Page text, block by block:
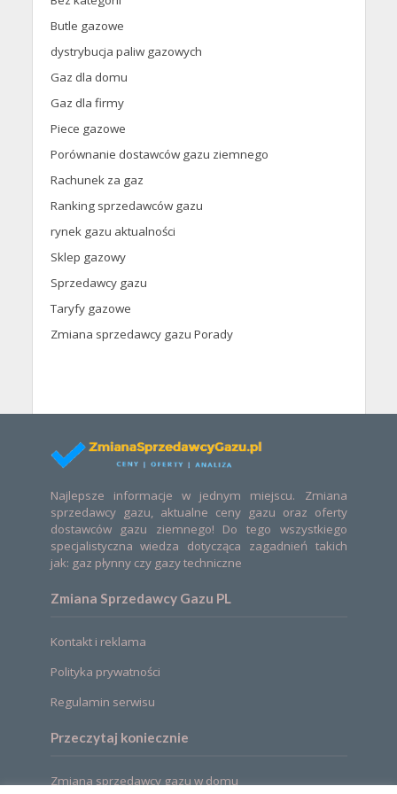
Butle gazowe
dystrybucja paliw gazowych
Gaz dla domu
Gaz dla firmy
Piece gazowe
Porównanie dostawców gazu ziemnego
Rachunek za gaz
Ranking sprzedawców gazu
rynek gazu aktualności
Sklep gazowy
Sprzedawcy gazu
Taryfy gazowe
Zmiana sprzedawcy gazu Porady
Najlepsze informacje w jednym miejscu. Zmiana
sprzedawcy gazu, aktualne ceny gazu oraz oferty
dostawców gazu ziemnego! Do tego wszystkiego
specjalistyczna wiedza dotycząca zagadnień takich
jak: gaz płynny czy gazy techniczne
Zmiana Sprzedawcy Gazu PL
Kontakt i reklama
Polityka prywatności
Regulamin serwisu
Przeczytaj koniecznie
Zmiana sprzedawcy gazu w domu